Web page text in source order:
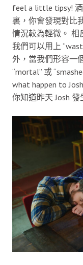
feel a little tipsy!
裏，你會發現對比
情況較為輕微。 相
我們可以用上
外，當我們形容一
“mortal” 或
what happen to
你知道昨天 Josh